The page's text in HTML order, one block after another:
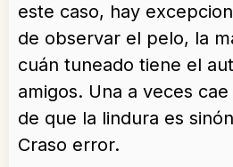
este caso, hay
de observar el pelo, la
cuán tuneado tiene el
amigos. Una a veces
de que la lindura es
Craso error.